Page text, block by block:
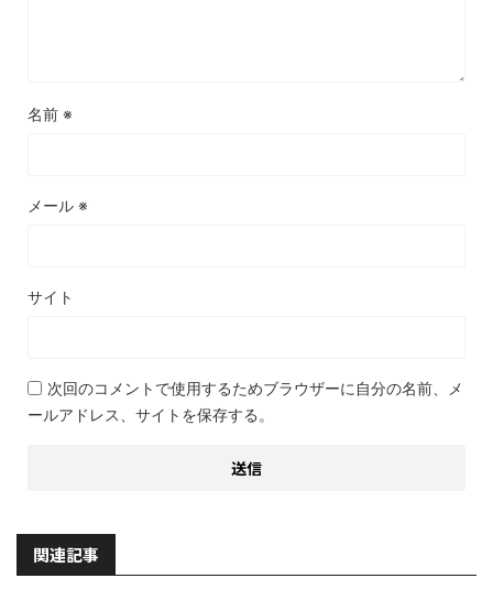
名前 ※
メール ※
サイト
次回のコメントで使用するためブラウザーに自分の名前、メ
ールアドレス、サイトを保存する。
関連記事